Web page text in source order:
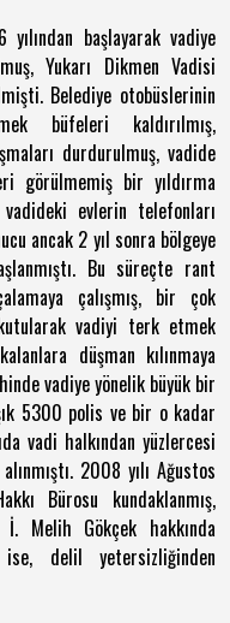
başlayarak vadiye
Yukarı Dikmen Vadisi
Belediye otobüslerinin
büfeleri kaldırılmış,
durdurulmuş, vadide
görülmemiş bir yıldırma
evlerin telefonları
ancak 2 yıl sonra bölgeye
Bu süreçte rant
çalışmış, bir çok
vadiyi terk etmek
düşman kılınmaya
vadiye yönelik büyük bir
5300 polis ve bir o kadar
vadi halkından yüzlercesi
2008 yılı Ağustos
Bürosu kundaklanmış,
Melih Gökçek hakkında
delil yetersizliğinden